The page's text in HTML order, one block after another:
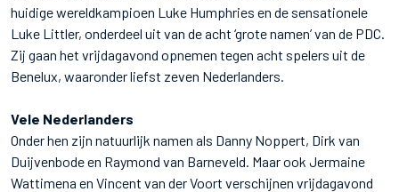
huidige wereldkampioen Luke Humphries en de sensationele
Luke Littler, onderdeel uit van de acht ‘grote namen’ van de PDC.
Zij gaan het vrijdagavond opnemen tegen acht spelers uit de
Benelux, waaronder liefst zeven Nederlanders.
Vele Nederlanders
Onder hen zijn natuurlijk namen als Danny Noppert, Dirk van
Duijvenbode en Raymond van Barneveld. Maar ook Jermaine
Wattimena en Vincent van der Voort verschijnen vrijdagavond